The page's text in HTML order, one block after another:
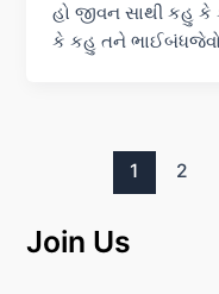
હો જીવન સાથી કહુ
કે કહુ તને
1 2
Join Us